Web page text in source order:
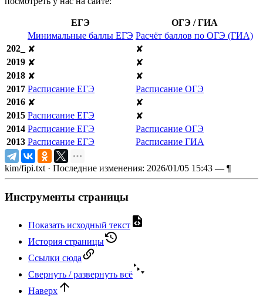
ЕГЭ
ОГЭ / ГИА
Минимальные баллы ЕГЭ Расчёт баллов по ОГЭ (ГИА)
202_
✘
✘
2019 ✘
✘
2018 ✘
✘
2017 Расписание ЕГЭ
Расписание ОГЭ
2016 ✘
✘
2015 Расписание ЕГЭ
✘
2014 Расписание ЕГЭ
Расписание ОГЭ
2013 Расписание ЕГЭ Расписание ГИА
kim/fipi.txt · Последние изменения: 2026/01/05 15:43 — ¶
Инструменты страницы
Показать исходный текст
История страницы
Ссылки сюда
Свернуть / развернуть всё
Наверх